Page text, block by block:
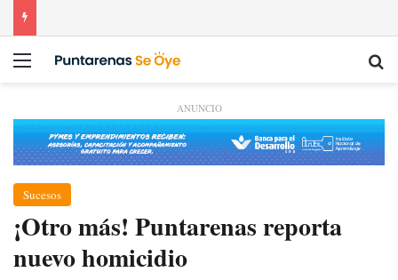
Menú
ANUNCIO
Sucesos
¡Otro más! Puntarenas reporta
nuevo homicidio